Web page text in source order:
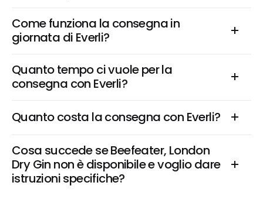
Come funziona la consegna in
giornata di Everli?
Quanto tempo ci vuole per la
consegna con Everli?
Quanto costa la consegna con Everli?
Cosa succede se Beefeater, London
Dry Gin non è disponibile e voglio dare
istruzioni specifiche?